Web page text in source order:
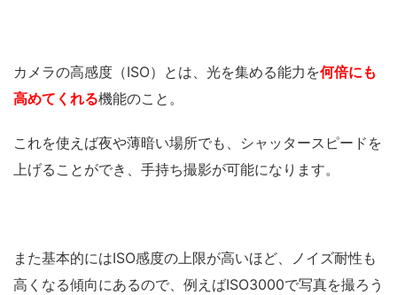
カメラの高感度（ISO）とは、光を集める能力を何倍にも
高めてくれる機能のこと。
これを使えば夜や薄暗い場所でも、シャッタースピードを
上げることができ、手持ち撮影が可能になります。
また基本的にはISO感度の上限が高いほど、ノイズ耐性も
高くなる傾向にあるので、例えばISO3000で写真を撮ろう